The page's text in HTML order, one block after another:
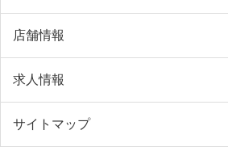
店舗情報
求人情報
サイトマップ